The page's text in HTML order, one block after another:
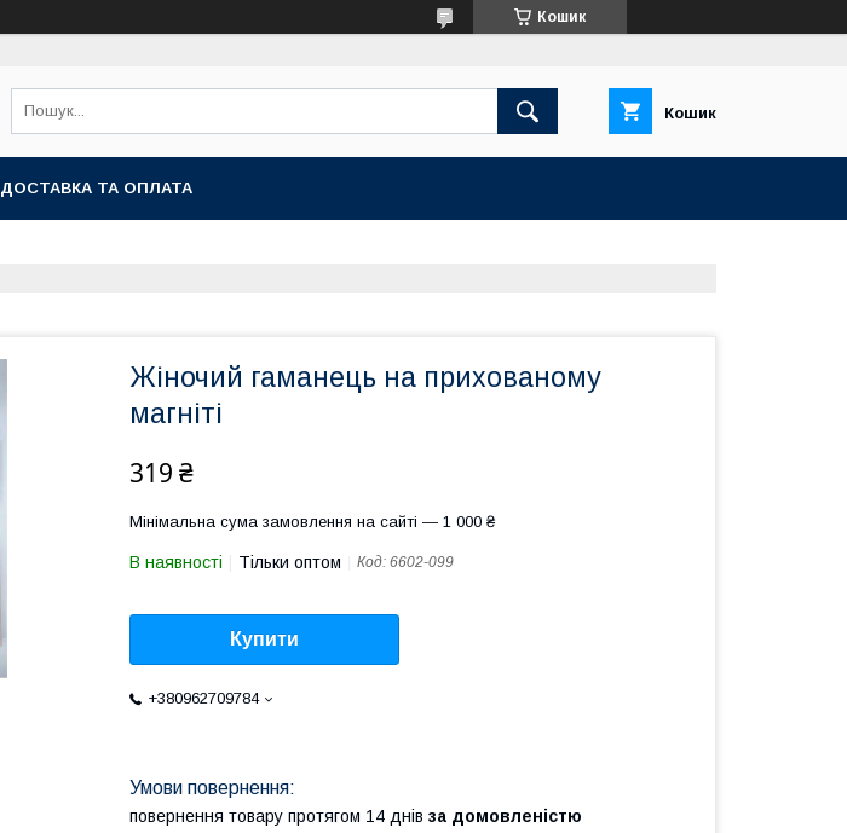
Кошик
Кошик
ДОСТАВКА ТА ОПЛАТА
Жіночий гаманець на прихованому
магніті
319 ₴
Мінімальна сума замовлення на сайті — 1 000 ₴
В наявності Тільки оптом Код: 6602-099
Купити
+380962709784
повернення товару протягом 14 днів за домовленістю